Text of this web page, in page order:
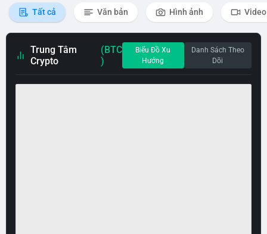
Tất cả Văn bản Hình ảnh Video
Trung Tâm
Crypto
(BTC
)
Biểu Đồ Xu
Hướng
Danh Sách Theo
Dõi